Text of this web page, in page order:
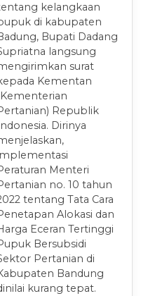
kelangkaan
di kabupaten
Bupati Dadang
langsung
surat
Kementan
Republik
Dirinya
Menteri
no. 10 tahun
tentang Tata Cara
Alokasi dan
Eceran Tertinggi
Bersubsidi
Pertanian di
Bandung
kurang tepat.